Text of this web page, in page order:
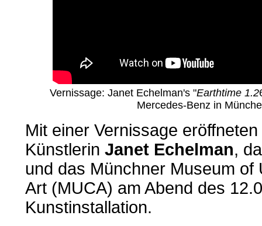
Vernissage: Janet Echelman's "Earthtime 1.2
Mercedes-Benz in
Mit einer Vernissage
Künstlerin Janet Echelman,
und das Münchner Museum
Art (MUCA) am Abend des
Kunstinstallation.